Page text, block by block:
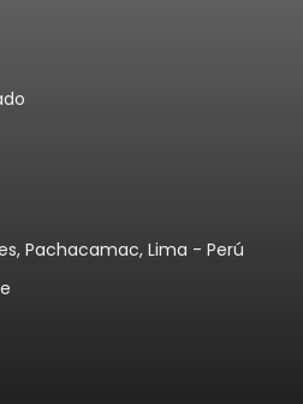
Pachacamac, Lima - Perú